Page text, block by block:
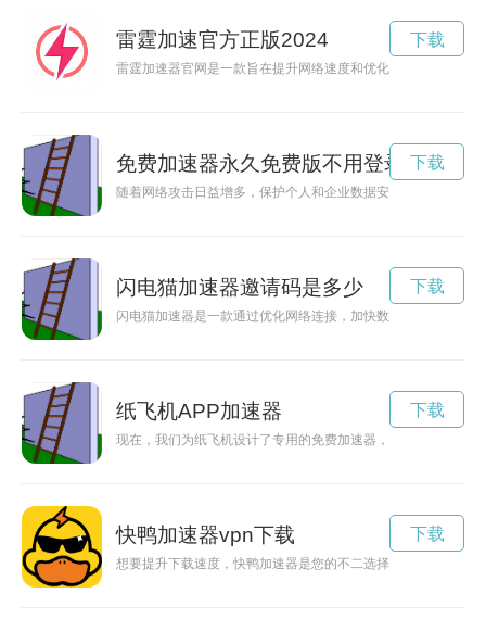
雷霆加速官方正版2024
雷霆加速器官网是一款旨在提升网络速度和优化游戏体验的工
下载
免费加速器永久免费版不用登录
随着网络攻击日益增多，保护个人和企业数据安全变得尤为重
下载
闪电猫加速器邀请码是多少
闪电猫加速器是一款通过优化网络连接，加快数据传输速度，
下载
纸飞机APP加速器
现在，我们为纸飞机设计了专用的免费加速器，让你的纸飞机
下载
快鸭加速器vpn下载
想要提升下载速度，快鸭加速器是您的不二选择。通过优化网
下载